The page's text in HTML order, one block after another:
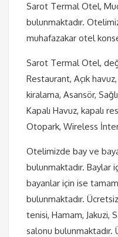
Sarot Termal Otel,
bulunmaktadır.
muhafazakar otel
Sarot Termal Otel,
Restaurant, Açık
kiralama, Asansör,
Kapalı Havuz, kapalı
Otopark, Wireless
Otelimizde bay ve
bulunmaktadır. Baylar
bayanlar için ise
bulunmaktadır.
tenisi, Hamam, Jakuzi,
salonu